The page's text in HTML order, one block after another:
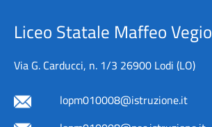
Liceo Statale Maffeo Vegio
Via G. Carducci, n. 1/3 26900 Lodi (LO)
lopm010008@istruzione.it